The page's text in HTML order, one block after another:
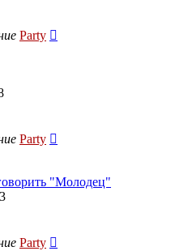
Party
Party
"Молодец"
Party